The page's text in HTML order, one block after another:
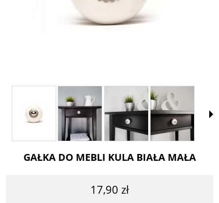
GAŁKA DO MEBLI KULA BIAŁA MAŁA
17,90 zł